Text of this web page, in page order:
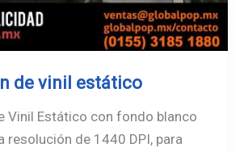
de vinil estático
Vinil Estático con fondo blanco
resolución de 1440 DPI, para